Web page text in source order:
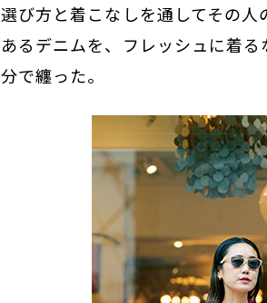
選び方と着こなしを通してその
あるデニムを、フレッシュに着
分で纏った。